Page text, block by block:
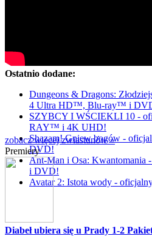
Ostatnio dodane:
Dungeons & Dragons:
4 Ultra HD™, Blu-ray™ i
SZYBCY I WŚCIEKLI 10 -
RAY™ i 4K UHD!
Shazam! Gniew bogów -
DVD!
Ant-Man i Osa:
i DVD!
Avatar 2: Istota wody -
zobacz więcej zwiastunów »
Premiery
Diabeł ubiera się u Prady 1-2